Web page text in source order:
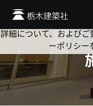
Cookie を使用して、お
か? 当社ではお客様の
詳細について、および
ーポリシー